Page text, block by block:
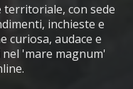
con sede
inchieste e
curiosa, audace e
'mare magnum'